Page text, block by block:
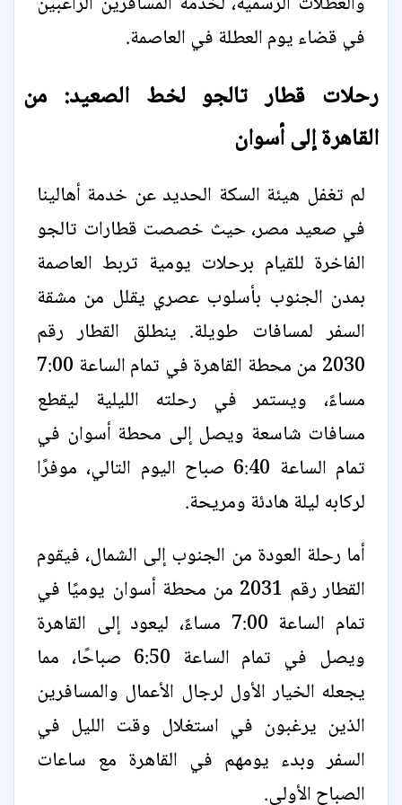
في قضاء يوم العطلة في العاصمة.
رحلات قطار تالجو لخط الصعيد: من
القاهرة إلى أسوان
لم تغفل هيئة السكة الحديد عن خدمة أهالينا
في صعيد مصر، حيث خصصت قطارات تالجو
الفاخرة للقيام برحلات يومية تربط العاصمة
بمدن الجنوب بأسلوب عصري يقلل من مشقة
السفر لمسافات طويلة. ينطلق القطار رقم
2030 من محطة القاهرة في تمام الساعة 7:00
مساءً، ويستمر في رحلته الليلية ليقطع
مسافات شاسعة ويصل إلى محطة أسوان في
تمام الساعة 6:40 صباح اليوم التالي، موفرًا
لركابه ليلة هادئة ومريحة.
أما رحلة العودة من الجنوب إلى الشمال، فيقوم
القطار رقم 2031 من محطة أسوان يوميًا في
تمام الساعة 7:00 مساءً، ليعود إلى القاهرة
ويصل في تمام الساعة 6:50 صباحًا، مما
يجعله الخيار الأول لرجال الأعمال والمسافرين
الذين يرغبون في استغلال وقت الليل في
السفر وبدء يومهم في القاهرة مع ساعات
الصباح الأولى.